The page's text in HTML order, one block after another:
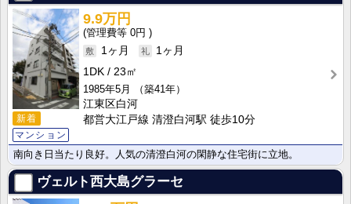
新着
マンション
9.9万円
0円
1ヶ月
1ヶ月
1DK
23㎡
1985年5月
（築41年）
江東区白河
都営大江戸線 清澄白河駅 徒歩10分
南向き日当たり良好。人気の清澄白河の閑静な住宅街に立地。
ヴェルト西大島グラーセ